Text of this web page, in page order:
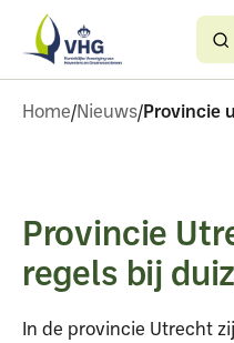
Home Nieuws
Provincie
regels bij
In de provincie Utrecht